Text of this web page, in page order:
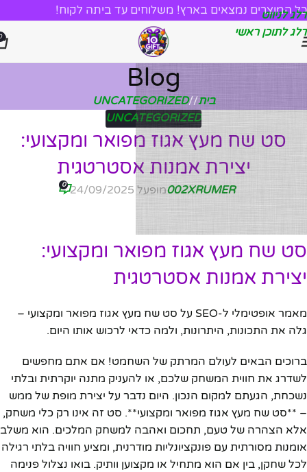
דלג לניווט
דלג לתוכן ראשי
כל המוצרים נמצאים בארץ! משלוחים עד ביתה לקוח!
Blog
בית/
UNCATEGORIZED
UNCATEGORIZED
סט שח מעץ אגוז מפואר ומקצועי:
יצירת אמנות אסטרטגית
002XRUMERמופעל 24/09/2025 0
סט שח מעץ אגוז מפואר ומקצועי:
יצירת אמנות אסטרטגית
מאמר אופטימלי ל-SEO על סט שח מעץ אגוז מפואר ומקצועי –
גלה את התכונות, היתרונות, ולמה כדאי לרכוש אותו היום.
ברוכים הבאים לעולם המרתק של השחמט! אם אתם מחפשים
לשדרג את חווית המשחק שלכם, או להעניק מתנה יוקרתית ובלתי
נשכחת, הגעתם למקום הנכון. היום נדבר על יצירת מופת של ממש
– **סט שח מעץ אגוז מפואר ומקצועי**. סט זה אינו רק כלי משחק,
אלא הצהרה של טעם, תחכום ואהבה למשחק המלכים. הוא משלב
אומנות מסורתית עם פונקציונליות מודרנית, ומציע חוויה בלתי רגילה
לכל שחקן, בין אם הוא מתחיל או מקצוען וותיק. בואו נצלול פנימה